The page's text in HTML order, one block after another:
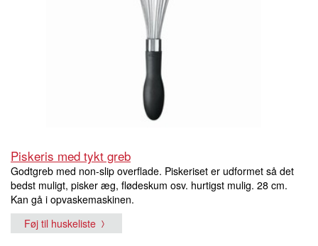
Piskeris med tykt greb
Godtgreb med non-slip overflade. Piskeriset er udformet så det
bedst muligt, pisker æg, flødeskum osv. hurtigst mulig. 28 cm.
Kan gå i opvaskemaskinen.
Føj til huskeliste